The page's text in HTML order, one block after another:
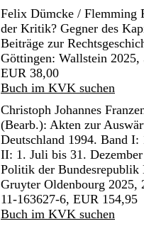
Felix Dümcke / Flemming
der Kritik? Gegner des
Beiträge zur
Göttingen: Wallstein
EUR 38,00
Buch im KVK suchen
Christoph Johannes
(Bearb.): Akten zur
Deutschland 1994. Band I:
II: 1. Juli bis 31.
Politik der
Gruyter Oldenbourg
11-163627-6, EUR 154,95
Buch im KVK suchen